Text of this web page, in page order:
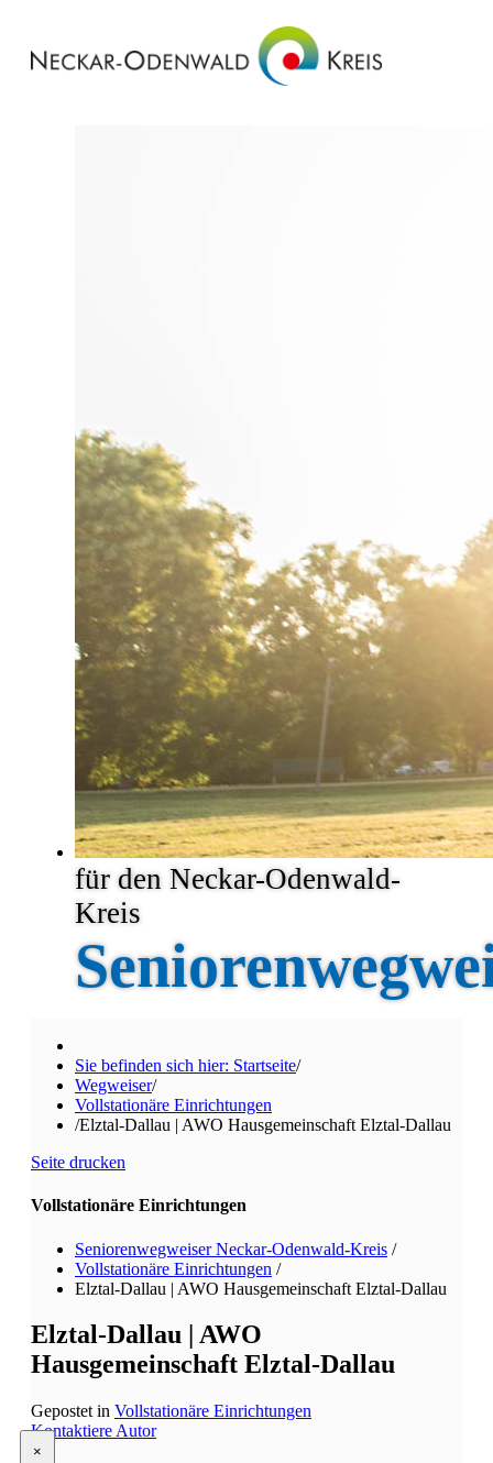
Webseiten der Gemeinden
Wegweiser
Sport & Aktiv
Seniorenwohnungen
Hausnotruf
Essen auf Rädern
Ambulante Pflegedienste
Unterstützungsangebote nach § 45a SGB XI
nach der UstA-VO B-W
Tagespflegeeinrichtungen
Vollstationäre Einrichtungen
Hospizdienste
Kirchliche Angebote
Gesundheit im NOK
Kontakt
Kontaktformular
Impressum
Datenschutz
Barrierefreiheit
Eintragung oder Änderung
für den Neckar-Odenwald-
Kreis
Sie befinden sich hier: Startseite/
Wegweiser/
Vollstationäre Einrichtungen
/Elztal-Dallau | AWO Hausgemeinschaft Elztal-Dallau
Seite drucken
Vollstationäre Einrichtungen
Seniorenwegweiser Neckar-Odenwald-Kreis /
Vollstationäre Einrichtungen /
Elztal-Dallau | AWO Hausgemeinschaft Elztal-Dallau
Elztal-Dallau | AWO
Hausgemeinschaft Elztal-Dallau
Gepostet in Vollstationäre Einrichtungen
Kontaktiere Autor
×